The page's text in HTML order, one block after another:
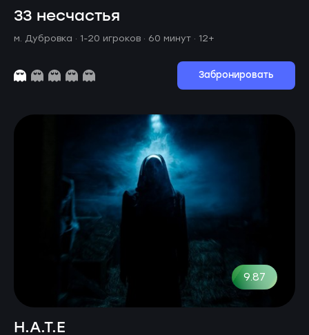
33 несчастья
м. Дубровка · 1-20 игроков · 60 минут · 12+
Забронировать
9.87
H.A.T.E